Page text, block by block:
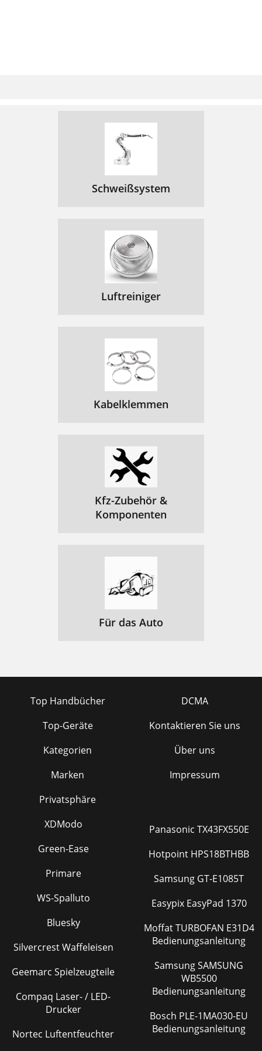
Schweißsystem
Luftreiniger
Kabelklemmen
Kfz-Zubehör &
Komponenten
Für das Auto
Top Handbücher
Top-Geräte
Kategorien
Marken
Privatsphäre
DCMA
Kontaktieren Sie uns
Über uns
Impressum
XDModo
Green-Ease
Primare
WS-Spalluto
Bluesky
Silvercrest Waffeleisen
Geemarc Spielzeugteile
Compaq Laser- / LED-
Drucker
Nortec Luftentfeuchter
Panasonic TX43FX550E
Hotpoint HPS18BTHBB
Samsung GT-E1085T
Easypix EasyPad 1370
Moffat TURBOFAN E31D4
Bedienungsanleitung
Samsung SAMSUNG
WB5500
Bedienungsanleitung
Bosch PLE-1MA030-EU
Bedienungsanleitung